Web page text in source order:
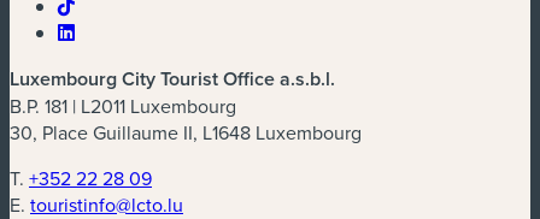
Luxembourg City Tourist Office a.s.b.l.
B.P. 181 | L2011 Luxembourg
30, Place Guillaume II, L1648 Luxembourg
T. +352 22 28 09
E. touristinfo@lcto.lu